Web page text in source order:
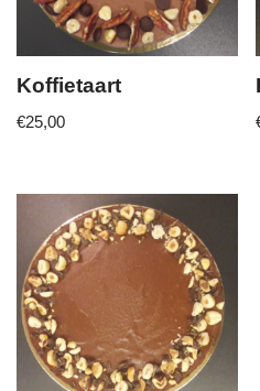
Koffietaart
€25,00